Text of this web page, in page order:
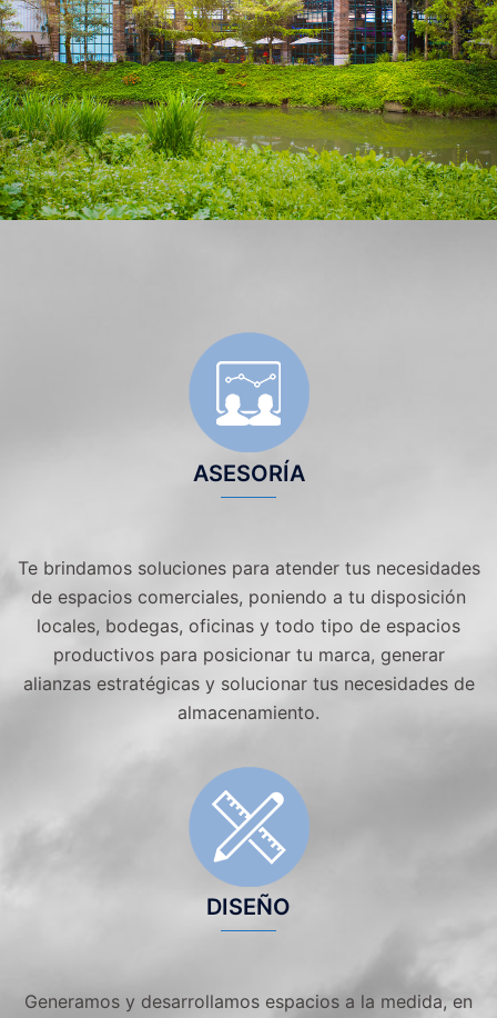
ASESORÍA
Te brindamos soluciones para atender tus necesidades
de espacios comerciales, poniendo a tu disposición
locales, bodegas, oficinas y todo tipo de espacios
productivos para posicionar tu marca, generar
alianzas estratégicas y solucionar tus necesidades de
almacenamiento.
DISEÑO
Generamos y desarrollamos espacios a la medida, en